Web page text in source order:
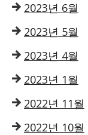
2023년 6월
2023년 5월
2023년 4월
2023년 1월
2022년 11월
2022년 10월